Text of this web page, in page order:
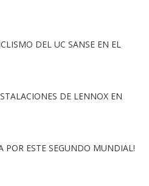
DEL UC SANSE EN EL
DE LENNOX EN
POR ESTE SEGUNDO MUNDIAL!